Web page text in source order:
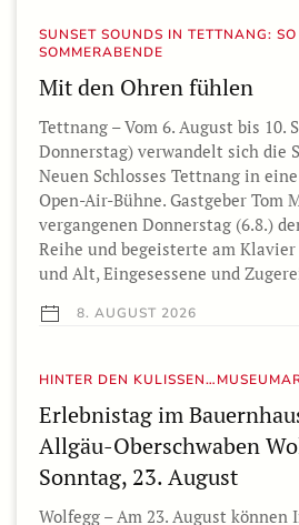
SUNSET SOUNDS IN TETTNANG:
SOMMERABENDE
Mit den Ohren fühlen
Tettnang – Vom 6. August bis 10.
Donnerstag) verwandelt sich die
Neuen Schlosses Tettnang in
Open-Air-Bühne. Gastgeber Tom
vergangenen Donnerstag (6.8.)
Reihe und begeisterte am
und Alt, Eingesessene und
8. AUGUST 2026
HINTER DEN
Erlebnistag im
Allgäu-Oberschwaben
Sonntag, 23. August
Wolfegg – Am 23. August können